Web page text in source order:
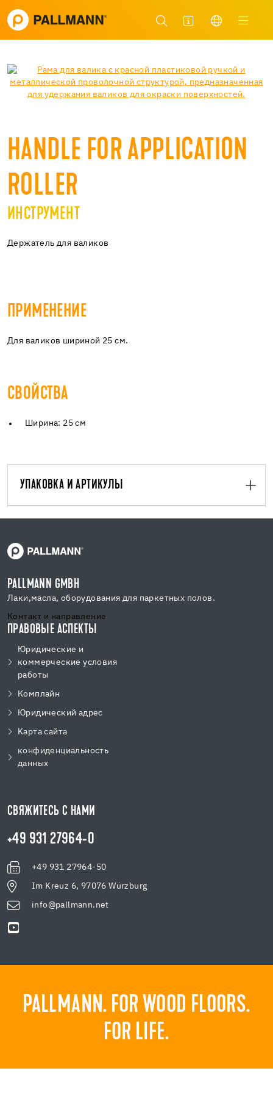
HANDLE FOR APPLICATION
ROLLER
ИНСТРУМЕНТ
Держатель для валиков
ПРИМЕНЕНИЕ
Для валиков шириной 25 см.
СВОЙСТВА
Ширина: 25 см
УПАКОВКА И АРТИКУЛЫ
PALLMANN GMBH
Лаки,масла, оборудования для паркетных полов.
Контакт и направление
ПРАВОВЫЕ АСПЕКТЫ
Юридические и
коммерческие условия
работы
Комплайн
Юридический адрес
Kарта сайта
конфиденциальность
данных
СВЯЖИТЕСЬ С НАМИ
+49 931 27964-0
+49 931 27964-50
Im Kreuz 6, 97076 Würzburg
info@pallmann.net
PALLMANN. FOR WOOD FLOORS.
FOR LIFE.